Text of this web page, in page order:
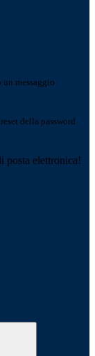
messaggio
della password
posta elettronica!